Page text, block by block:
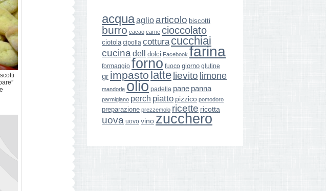
acquaaglio articolo biscotti
burro cacao carne cioccolato
ciotola cipolla cottura cucchiai
cucina dell dolci Facebook farina
formaggio forno fuoco giorno glutine
gr impasto latte lievito limone
mandorle olio padella pane panna
parmigiano perch piatto pizzico pomodoro
preparazione prezzemolo ricette ricotta
uova uovo vino zucchero